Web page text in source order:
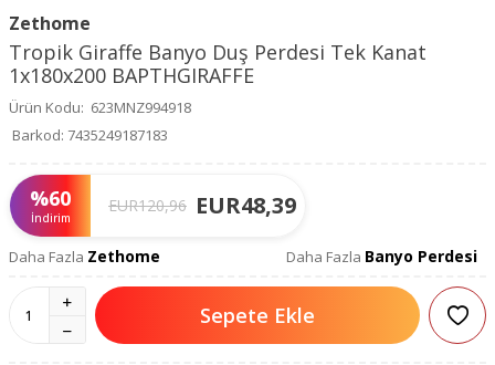
Zethome
Tropik Giraffe Banyo Duş Perdesi Tek Kanat
1x180x200 BAPTHGIRAFFE
Ürün Kodu: 623MNZ994918
Barkod: 7435249187183
%60
İndirim
EUR120,96 EUR48,39
Daha Fazla Zethome Daha Fazla Banyo Perdesi
Sepete Ekle